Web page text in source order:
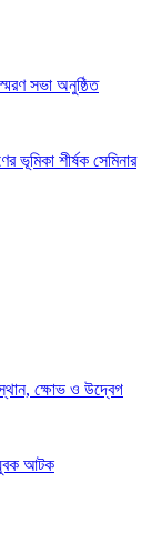
সভা অনুষ্ঠিত
ভূমিকা শীর্ষক সেমিনার
ক্ষোভ ও উদ্বেগ
যুবক আটক